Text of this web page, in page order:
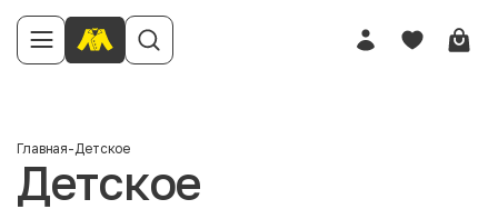
Главная-Детское
Детское